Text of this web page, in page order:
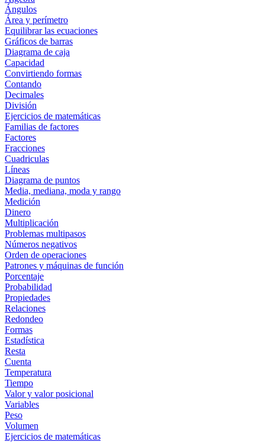
Ángulos
Área y perímetro
Equilibrar las ecuaciones
Gráficos de barras
Diagrama de caja
Capacidad
Convirtiendo formas
Contando
Decimales
División
Ejercicios de matemáticas
Familias de factores
Factores
Fracciones
Cuadriculas
Líneas
Diagrama de puntos
Media, mediana, moda y rango
Medición
Dinero
Multiplicación
Problemas multipasos
Números negativos
Orden de operaciones
Patrones y máquinas de función
Porcentaje
Probabilidad
Propiedades
Relaciones
Redondeo
Formas
Estadística
Resta
Cuenta
Temperatura
Tiempo
Valor y valor posicional
Variables
Peso
Volumen
Ejercicios de matemáticas